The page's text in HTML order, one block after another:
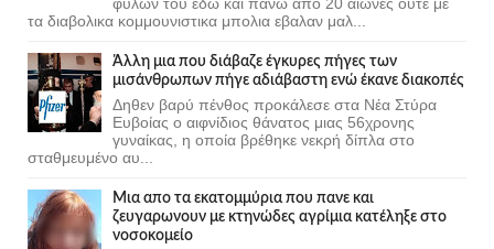
τα διαβολικα κομμουνιστικα μπολια εβαλαν μαλ...
Άλλη μια που διάβαζε έγκυρες πήγες των
μισάνθρωπων πήγε αδιάβαστη ενώ έκανε διακοπές
Δηθεν βαρύ πένθος προκάλεσε στα Νέα Στύρα
Ευβοίας ο αιφνίδιος θάνατος μιας 56χρονης
γυναίκας, η οποία βρέθηκε νεκρή δίπλα στο
σταθμευμένο αυ...
Μια απο τα εκατομμύρια που πανε και
ζευγαρωνουν με κτηνώδες αγρίμια κατέληξε στο
νοσοκομείο